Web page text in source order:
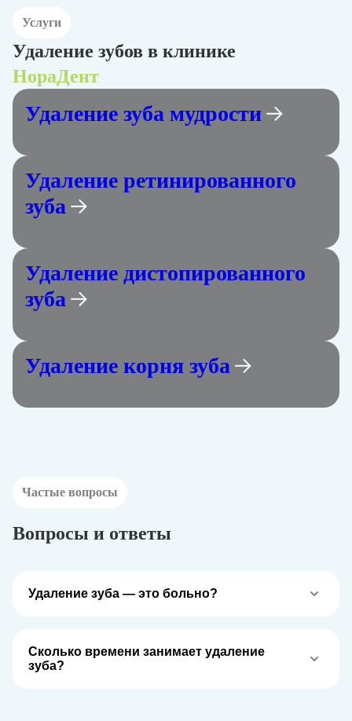
Услуги
Удаление зубов в клинике
НораДент
Удаление зуба мудрости
Удаление ретинированного
зуба
Удаление дистопированного
зуба
Удаление корня зуба
Частые вопросы
Вопросы и ответы
Удаление зуба — это больно?
возможен лёгкий дискомфорт, который быстро проходит
благодаря нашим рекомендациям и контролю врача.
Сколько времени занимает удаление
зуба?